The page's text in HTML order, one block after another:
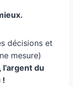
décisions et
mesure)
du
!